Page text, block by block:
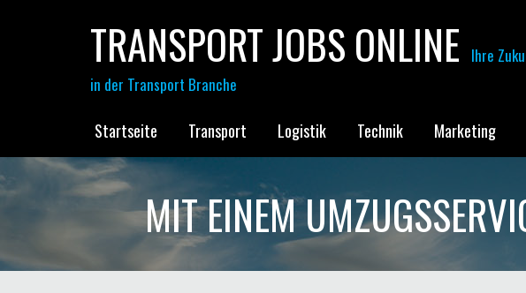
TRANSPORT JOBS ONLINE Ihre
in der Transport Branche
Startseite Transport Logistik Technik Marketing
MIT EINEM